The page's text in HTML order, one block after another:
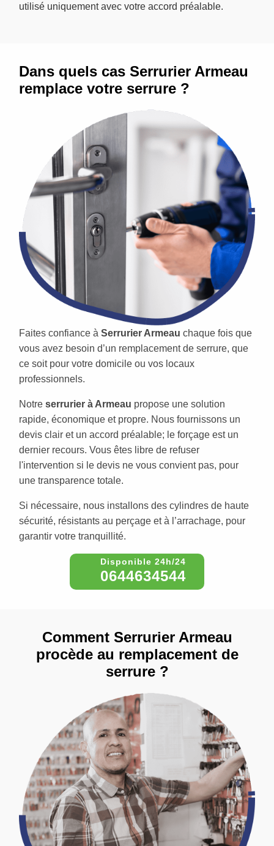
utilisé uniquement avec votre accord préalable.
Dans quels cas Serrurier Armeau
remplace votre serrure ?
Faites confiance à Serrurier Armeau chaque fois que
vous avez besoin d’un remplacement de serrure, que
ce soit pour votre domicile ou vos locaux
professionnels.
Notre serrurier à Armeau propose une solution
rapide, économique et propre. Nous fournissons un
devis clair et un accord préalable; le forçage est un
dernier recours. Vous êtes libre de refuser
l'intervention si le devis ne vous convient pas, pour
une transparence totale.
Si nécessaire, nous installons des cylindres de haute
sécurité, résistants au perçage et à l’arrachage, pour
garantir votre tranquillité.
0644634544
Comment Serrurier Armeau
procède au remplacement de
serrure ?